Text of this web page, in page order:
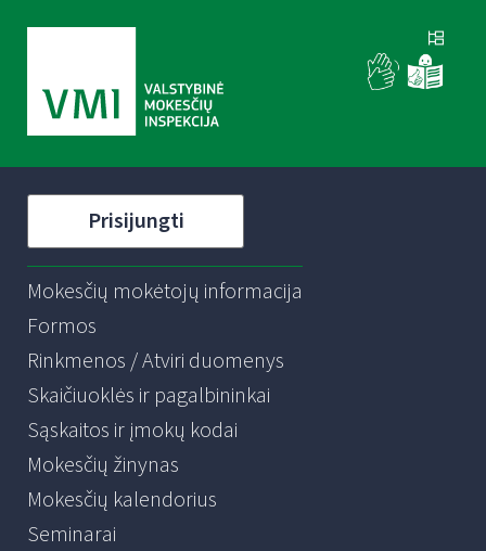
Prisijungti
Mokesčių mokėtojų informacija
Formos
Rinkmenos / Atviri duomenys
Skaičiuoklės ir pagalbininkai
Sąskaitos ir įmokų kodai
Mokesčių žinynas
Mokesčių kalendorius
Seminarai